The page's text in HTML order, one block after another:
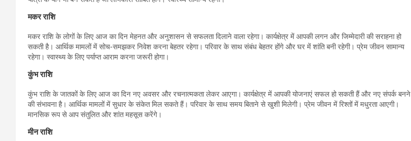
मकर राशि
मकर राशि के लोगों के लिए आज का दिन मेहनत और अनुशासन से सफलता दिलाने वाला रहेगा। कार्यक्षेत्र में आपकी लगन और जिम्मेदारी की सराहना हो
सकती है। आर्थिक मामलों में सोच-समझकर निवेश करना बेहतर रहेगा। परिवार के साथ संबंध बेहतर होंगे और घर में शांति बनी रहेगी। प्रेम जीवन सामान्य
रहेगा। स्वास्थ्य के लिए पर्याप्त आराम करना जरूरी होगा।
कुंभ राशि
कुंभ राशि के जातकों के लिए आज का दिन नए अवसर और रचनात्मकता लेकर आएगा। कार्यक्षेत्र में आपकी योजनाएं सफल हो सकती हैं और नए संपर्क बनने
की संभावना है। आर्थिक मामलों में सुधार के संकेत मिल सकते हैं। परिवार के साथ समय बिताने से खुशी मिलेगी। प्रेम जीवन में रिश्तों में मधुरता आएगी।
मानसिक रूप से आप संतुलित और शांत महसूस करेंगे।
मीन राशि